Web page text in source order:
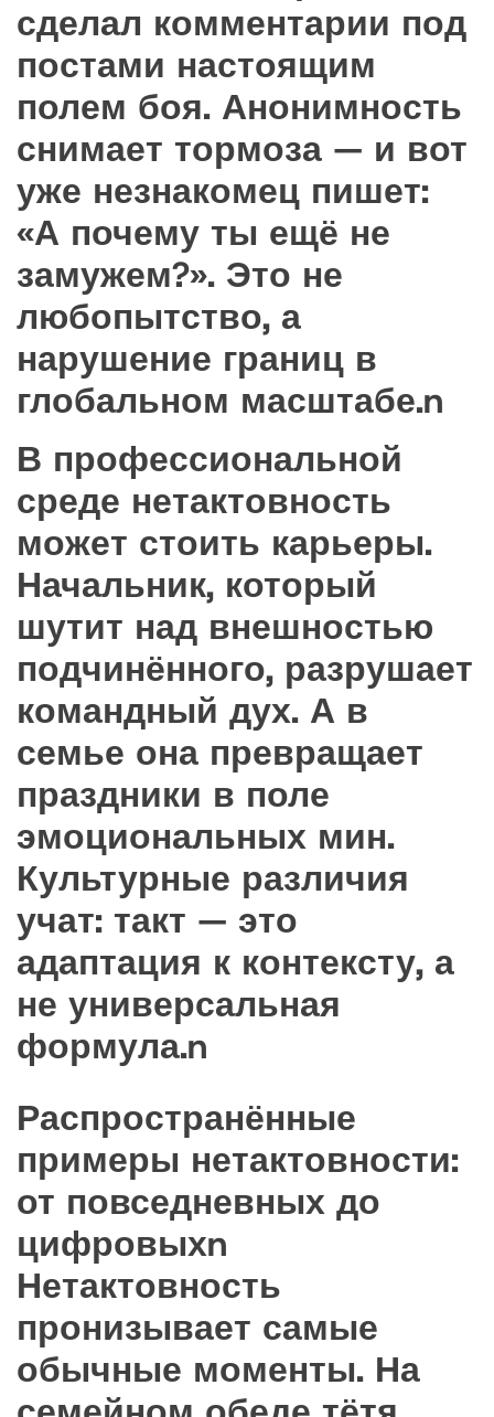
сделал комментарии под
постами настоящим
полем боя. Анонимность
снимает тормоза — и вот
уже незнакомец пишет:
«А почему ты ещё не
замужем?». Это не
любопытство, а
нарушение границ в
глобальном масштабе.n
В профессиональной
среде нетактовность
может стоить карьеры.
Начальник, который
шутит над внешностью
подчинённого, разрушает
командный дух. А в
семье она превращает
праздники в поле
эмоциональных мин.
Культурные различия
учат: такт — это
адаптация к контексту, а
не универсальная
формула.n
Распространённые
примеры нетактовности:
от повседневных до
цифровыхn
Нетактовность
пронизывает самые
обычные моменты. На